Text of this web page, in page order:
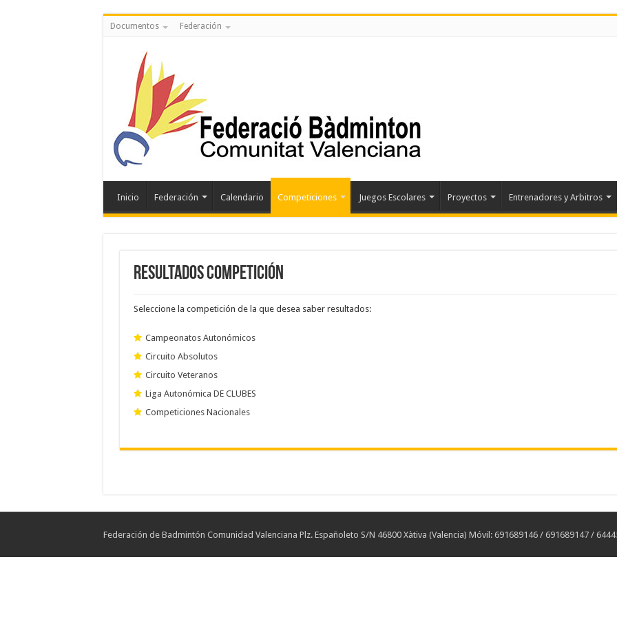
Documentos Federación
Inicio Federación Calendario Competiciones Juegos Escolares Proyectos Entrenadores y Arbitros
Resultados Competición
Seleccione la competición de la que desea saber resultados:
Campeonatos Autonómicos
Circuito Absolutos
Circuito Veteranos
Liga Autonómica DE CLUBES
Competiciones Nacionales
Federación de Badmintón Comunidad Valenciana Plz. Españoleto S/N 46800 Xàtiva (Valencia) Móvil: 691689146 / 691689147 /